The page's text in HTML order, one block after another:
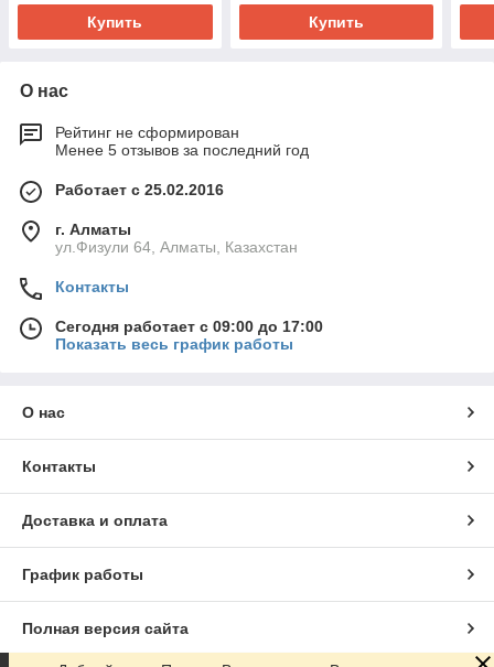
Купить Купить
О нас
Рейтинг не сформирован
Менее 5 отзывов за последний год
Работает с 25.02.2016
г. Алматы
ул.Физули 64, Алматы, Казахстан
Контакты
Сегодня работает с 09:00 до 17:00
Показать весь график работы
О нас
Контакты
Доставка и оплата
График работы
Полная версия сайта